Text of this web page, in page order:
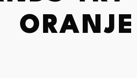
ORANJE